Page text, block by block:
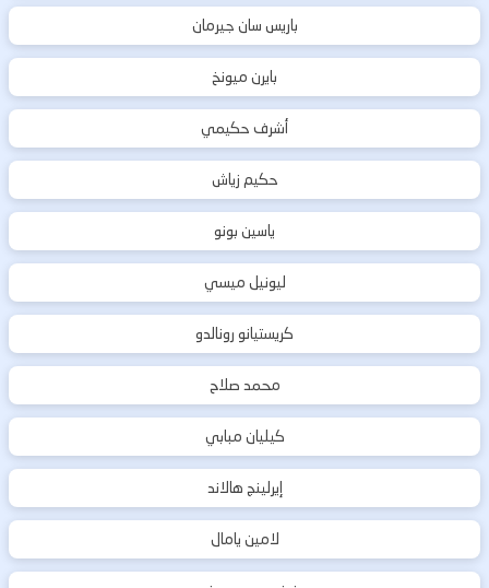
باريس سان جيرمان
بايرن ميونخ
أشرف حكيمي
حكيم زياش
ياسين بونو
ليونيل ميسي
كريستيانو رونالدو
محمد صلاح
كيليان مبابي
إيرلينج هالاند
لامين يامال